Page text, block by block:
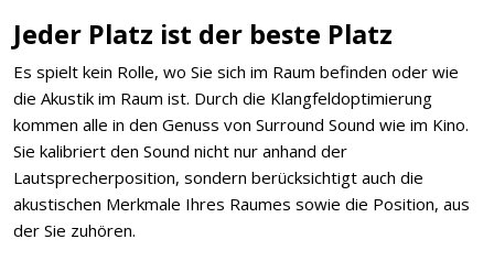
Jeder Platz ist der beste Platz
Es spielt kein Rolle, wo Sie sich im Raum befinden oder wie
die Akustik im Raum ist. Durch die Klangfeldoptimierung
kommen alle in den Genuss von Surround Sound wie im Kino.
Sie kalibriert den Sound nicht nur anhand der
Lautsprecherposition, sondern berücksichtigt auch die
akustischen Merkmale Ihres Raumes sowie die Position, aus
der Sie zuhören.